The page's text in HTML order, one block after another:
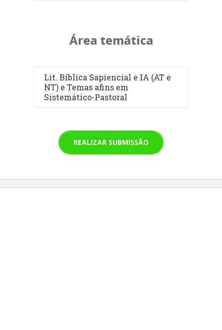
Área temática
Lit. Bíblica Sapiencial e IA (AT e
NT) e Temas afins em
Sistemático-Pastoral
REALIZAR SUBMISSÃO